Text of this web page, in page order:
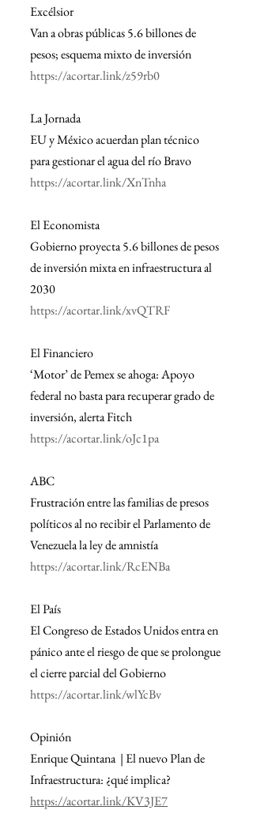
Excélsior
Van a obras públicas 5.6 billones de
pesos; esquema mixto de inversión
https://acortar.link/z59rb0
La Jornada
EU y México acuerdan plan técnico
para gestionar el agua del río Bravo
https://acortar.link/XnTnha
El Economista
Gobierno proyecta 5.6 billones de pesos
de inversión mixta en infraestructura al
2030
https://acortar.link/xvQTRF
El Financiero
‘Motor’ de Pemex se ahoga: Apoyo
federal no basta para recuperar grado de
inversión, alerta Fitch
https://acortar.link/oJc1pa
ABC
Frustración entre las familias de presos
políticos al no recibir el Parlamento de
Venezuela la ley de amnistía
https://acortar.link/RcENBa
El País
El Congreso de Estados Unidos entra en
pánico ante el riesgo de que se prolongue
el cierre parcial del Gobierno
https://acortar.link/wlYcBv
Opinión
Enrique Quintana  | El nuevo Plan de
Infraestructura: ¿qué implica?
https://acortar.link/KV3JE7